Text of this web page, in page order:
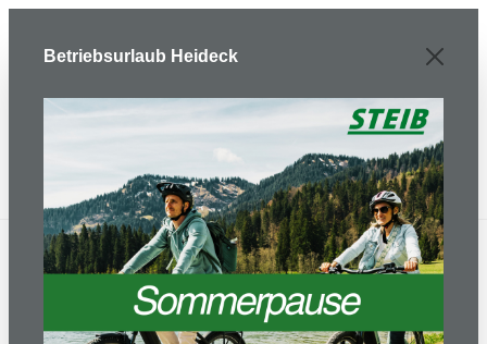
Mietpark Gartengeräte Gartenfräse
Betriebsurlaub Heideck